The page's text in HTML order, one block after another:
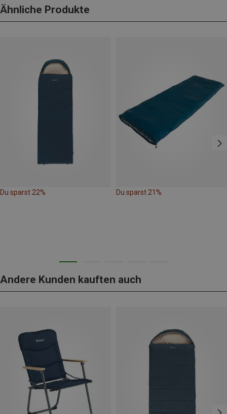
Ähnliche Produkte
Du sparst 22% Du sparst 21%
Andere Kunden kauften auch